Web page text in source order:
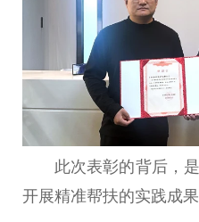
此次表彰的背后，
开展精准帮扶的实践成果